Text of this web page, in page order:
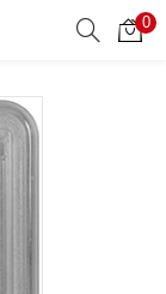
0
サーチ